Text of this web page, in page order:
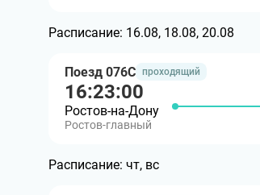
Расписание: 16.08, 18.08, 20.08
Поезд 076С проходящий
16:23:00
Ростов-на-Дону
Ростов-главный
Расписание: чт, вс